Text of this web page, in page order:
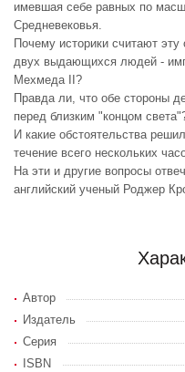
имевшая себе равных по
Средневековья.
Почему историки считают
двух выдающихся людей -
Мехмеда II?
Правда ли, что обе стороны
перед близким "концом
И какие обстоятельства
течение всего нескольких
На эти и другие вопросы
английский ученый Роджер
Автор
Издатель
Серия
ISBN